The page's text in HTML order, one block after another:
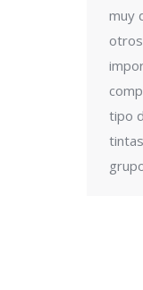
muy
tipo